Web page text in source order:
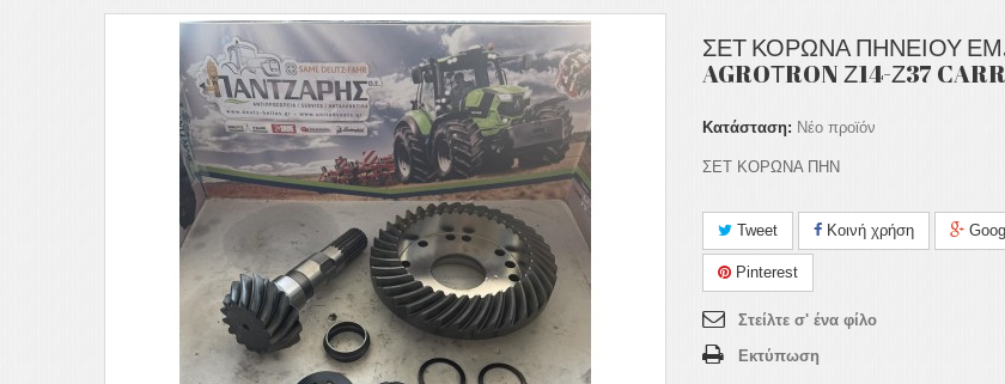
ΣΕΤ ΚΟΡΩΝΑ ΠΗΝΕΙΟΥ
AGROΤRON Ζ14-Ζ37
Κατάσταση: Νέο προϊόν
ΣΕΤ ΚΟΡΩΝΑ ΠΗΝ
Tweet Κοινή χρήση
Pinterest
Στείλτε σ' ένα φίλο
Εκτύπωση